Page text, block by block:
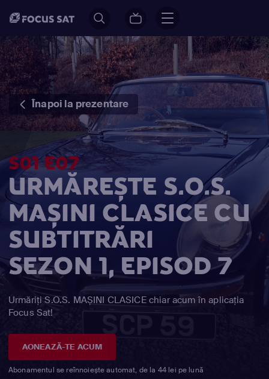
Înapoi la prezentare
S01 E07
URMĂREȘTE S.O.S.
MAȘINI CLASICE CU
SUBTITRĂRI
SEZON 1, EPISOD 7
Urmăriți S.O.S. MAȘINI CLASICE chiar acum în aplicația
Focus Sat!
AONEAZĂ-TE ACUM
Abonamentul se reînnoiește automat, de la 44 lei pe lună